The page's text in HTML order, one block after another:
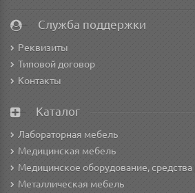
Служба поддержки
Реквизиты
Типовой договор
Контакты
Каталог
Лабораторная мебель
Медицинская мебель
Медицинское оборудование, средства
Металлическая мебель